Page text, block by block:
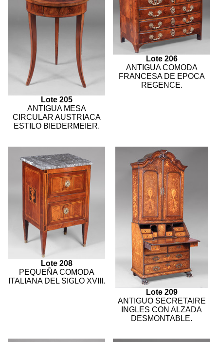
Lote 205
ANTIGUA MESA
CIRCULAR AUSTRIACA
ESTILO BIEDERMEIER.
Lote 206
ANTIGUA COMODA
FRANCESA DE EPOCA
REGENCE.
Lote 208
PEQUEÑA COMODA
ITALIANA DEL SIGLO XVIII.
Lote 209
ANTIGUO SECRETAIRE
INGLES CON ALZADA
DESMONTABLE.